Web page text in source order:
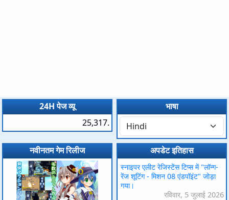
24H पेज व्यू
25,317.
भाषा
नवीनतम गेम रिलीज अपडेट इतिहास
स्नाइपर एलीट रेजिस्टेंस टिप्स में "लॉन्ग-
रेंज शूटिंग - मिशन 08 एंडपॉइंट" जोड़ा
गया।
रविवार, 5 जुलाई 2026